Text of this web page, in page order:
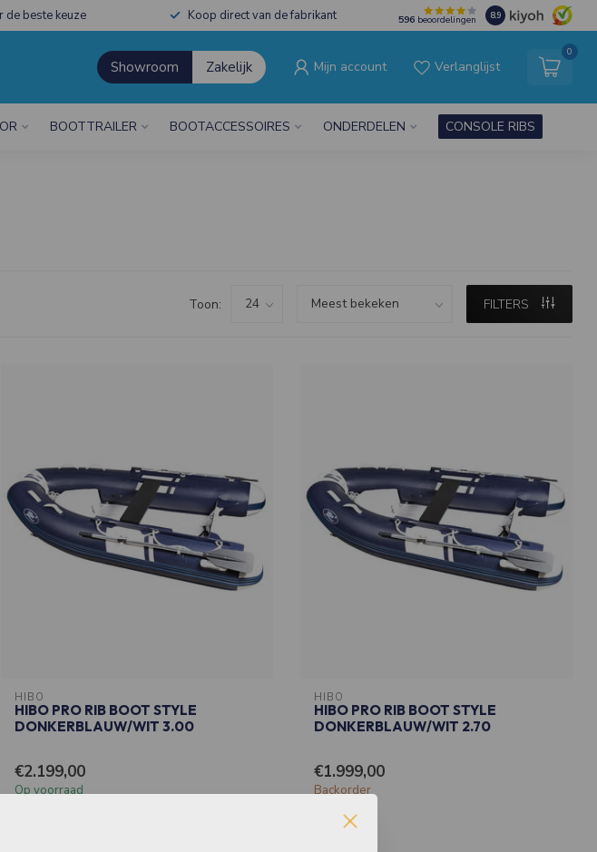
de beste keuze Koop direct van de fabrikant 596 beoordelingen 8.9
Showroom Zakelijk Mijn account Verlanglijst
0
BOOTTRAILER BOOTACCESSOIRES ONDERDELEN CONSOLE RIBS
Toon: FILTERS
HIBO
HIBO PRO RIB BOOT STYLE
DONKERBLAUW/WIT 3.00
€2.199,00
Op voorraad
HIBO
HIBO PRO RIB BOOT STYLE
DONKERBLAUW/WIT 2.70
€1.999,00
Backorder